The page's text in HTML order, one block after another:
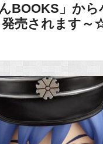
BOOKS」か
発売されます～